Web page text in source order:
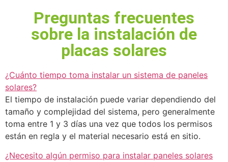
Preguntas frecuentes
sobre la instalación de
placas solares
¿Cuánto tiempo toma instalar un sistema de paneles
solares?
El tiempo de instalación puede variar dependiendo del
tamaño y complejidad del sistema, pero generalmente
toma entre 1 y 3 días una vez que todos los permisos
están en regla y el material necesario está en sitio.
¿Necesito algún permiso para instalar paneles solares